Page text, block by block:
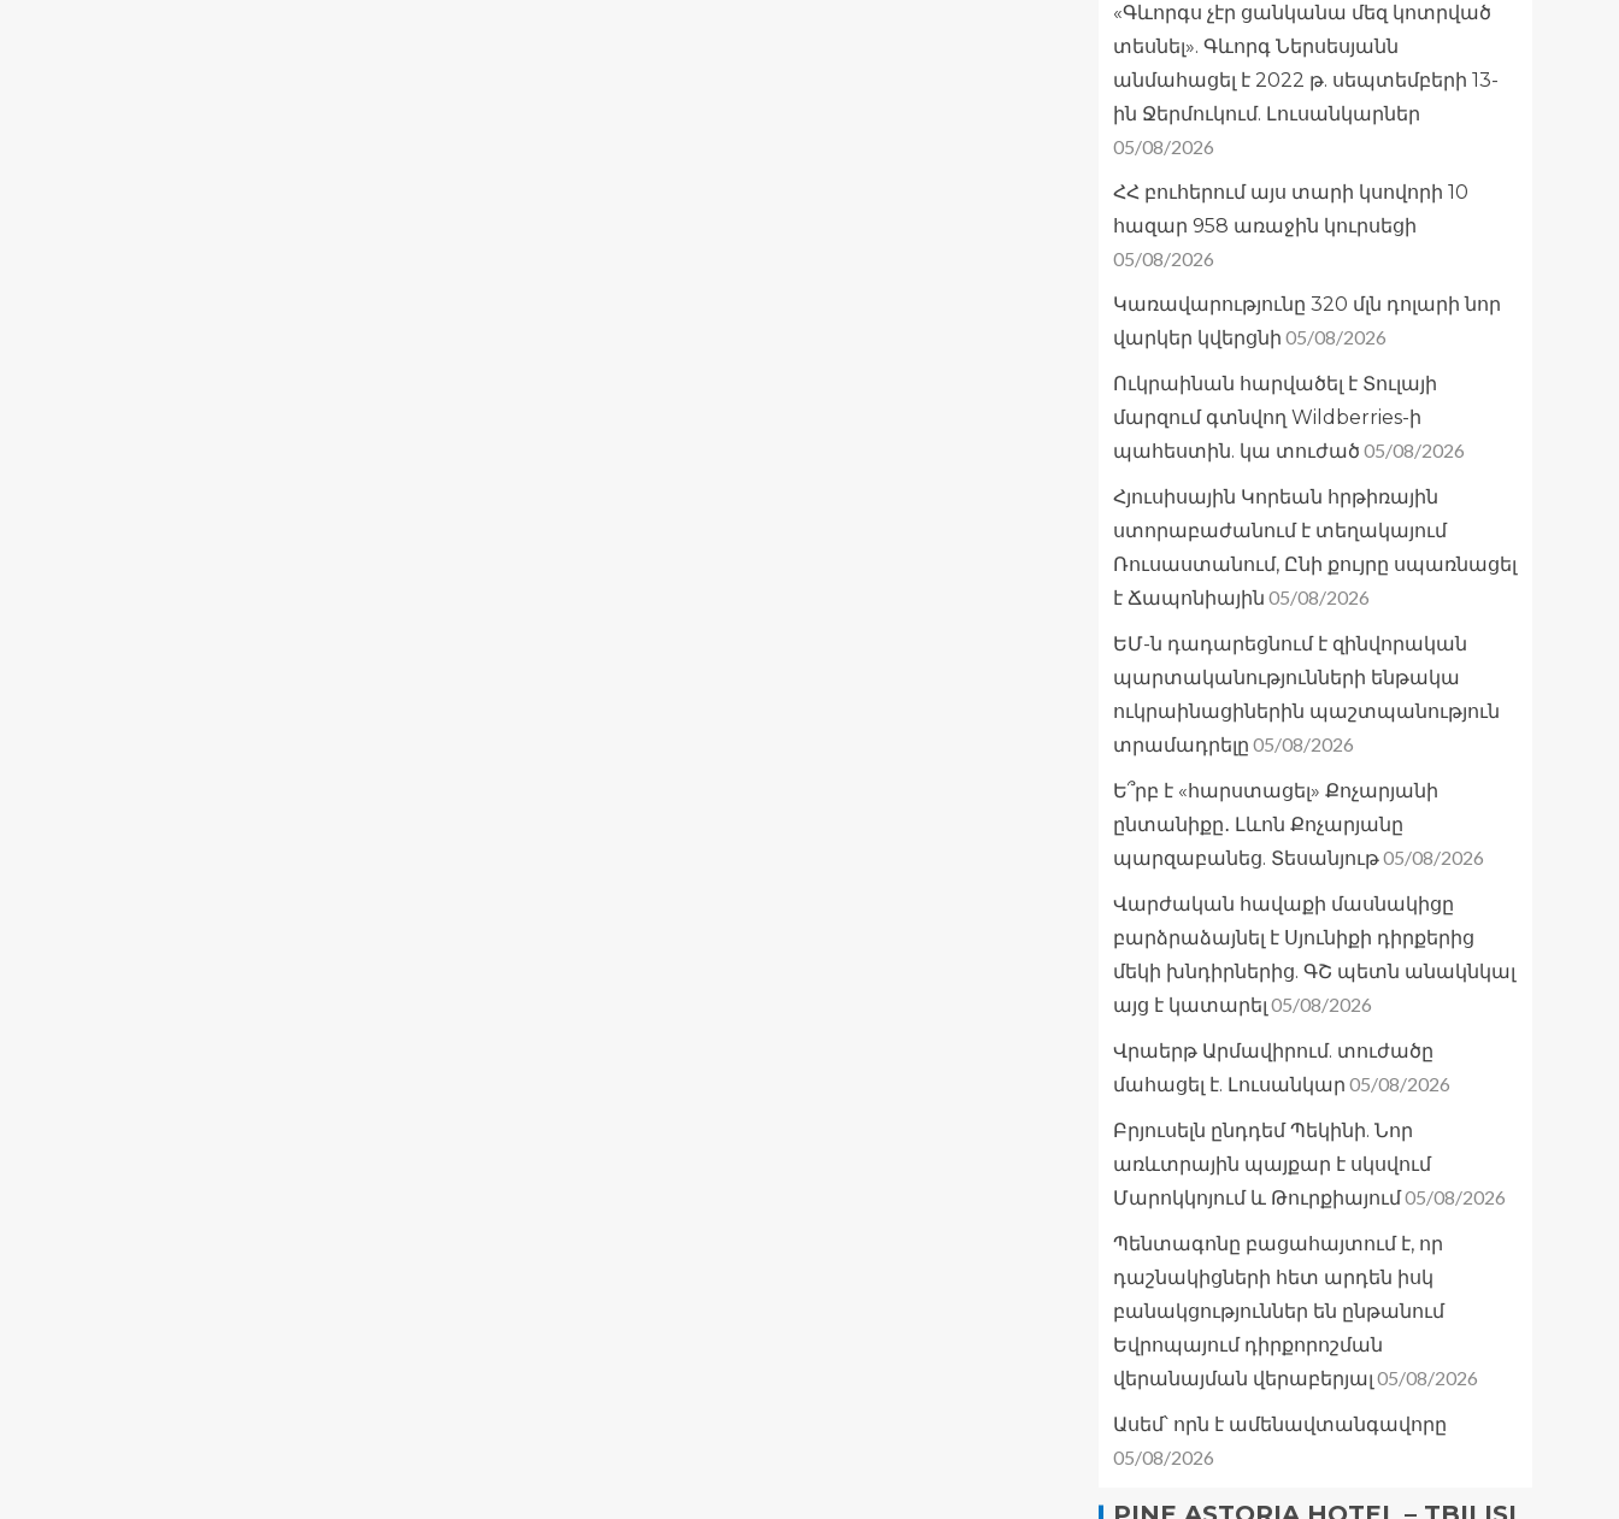
«Գևորգս չէր ցանկանա մեզ կոտրված
տեսնել». Գևորգ Ներսեսյանն
անմահացել է 2022 թ. սեպտեմբերի 13-
ին Ջերմուկում. Լուսանկարներ
05/08/2026
ՀՀ բուհերում այս տարի կսովորի 10
հազար 958 առաջին կուրսեցի
05/08/2026
Կառավարությունը 320 մլն դոլարի նոր
վարկեր կվերցնի 05/08/2026
Ուկրաինան հարվածել է Տուլայի
մարզում գտնվող Wildberries-ի
պահեստին. կա տուժած 05/08/2026
Հյուսիսային Կորեան հրթիռային
ստորաբաժանում է տեղակայում
Ռուսաստանում, Ընի քույրը սպառնացել
է Ճապոնիային 05/08/2026
ԵՄ-ն դադարեցնում է զինվորական
պարտականությունների ենթակա
ուկրաինացիներին պաշտպանություն
տրամադրելը 05/08/2026
Ե՞րբ է «հարստացել» Քոչարյանի
ընտանիքը․ Լևոն Քոչարյանը
պարզաբանեց. Տեսանյութ05/08/2026
Վարժական հավաքի մասնակիցը
բարձրաձայնել է Սյունիքի դիրքերից
մեկի խնդիրներից. ԳՇ պետն անակնկալ
այց է կատարել 05/08/2026
Վրաերթ Արմավիրում. տուժածը
մահացել է. Լուսանկար 05/08/2026
Բրյուսելն ընդդեմ Պեկինի. Նոր
առևտրային պայքար է սկսվում
Մարոկկոյում և Թուրքիայում05/08/2026
Պենտագոնը բացահայտում է, որ
դաշնակիցների հետ արդեն իսկ
բանակցություններ են ընթանում
Եվրոպայում դիրքորոշման
վերանայման վերաբերյալ 05/08/2026
Ասեմ՝ որն է ամենավտանգավորը
05/08/2026